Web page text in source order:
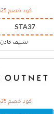
كود خصم 25%
STA37
ستيف مادن
كود خصم 25%